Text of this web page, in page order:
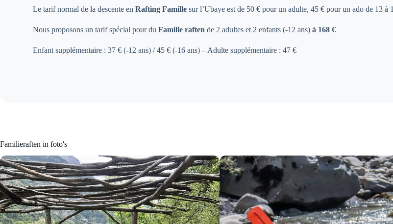
Le tarif normal de la descente enRafting Famille sur l’Ubaye est de 50 € pour un adulte, 45 € pour un ado de 13 à
Nous proposons un tarif spécial pour duFamilie raften de 2 adultes et 2 enfants (-12 ans)à 168 €
Enfant supplémentaire : 37 € (-12 ans) / 45 € (-16 ans) – Adulte supplémentaire : 47 €
Familieraften in foto's